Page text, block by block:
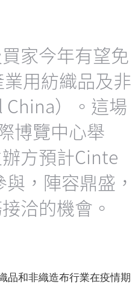
家今年有望免
用紡織品及非
）。這場
博覽中心舉
方預計Cinte
，陣容鼎盛，
洽的機會。
品和非織造布行業在疫情期